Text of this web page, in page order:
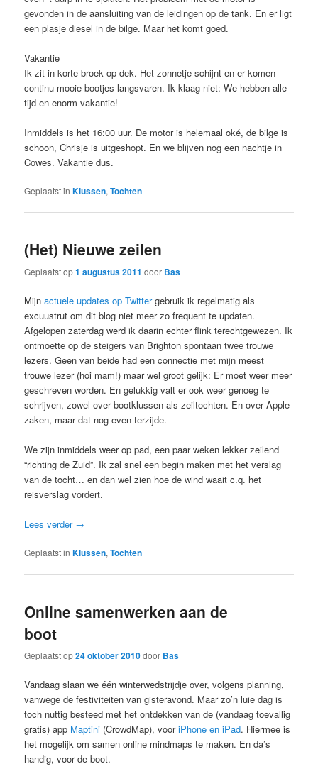
gevonden in de aansluiting van de leidingen op de tank. En er ligt
een plasje diesel in de bilge. Maar het komt goed.
Vakantie
Ik zit in korte broek op dek. Het zonnetje schijnt en er komen
continu mooie bootjes langsvaren. Ik klaag niet: We hebben alle
tijd en enorm vakantie!
Inmiddels is het 16:00 uur. De motor is helemaal oké, de bilge is
schoon, Chrisje is uitgeshopt. En we blijven nog een nachtje in
Cowes. Vakantie dus.
Geplaatst in Klussen,Tochten
(Het) Nieuwe zeilen
Geplaatst op1 augustus 2011 door Bas
Mijnactuele updates op Twittergebruik ik regelmatig als
excuustrut om dit blog niet meer zo frequent te updaten.
Afgelopen zaterdag werd ik daarin echter flink terechtgewezen. Ik
ontmoette op de steigers van Brighton spontaan twee trouwe
lezers. Geen van beide had een connectie met mijn meest
trouwe lezer (hoi mam!) maar wel groot gelijk: Er moet weer meer
geschreven worden. En gelukkig valt er ook weer genoeg te
schrijven, zowel over bootklussen als zeiltochten. En over Apple-
zaken, maar dat nog even terzijde.
We zijn inmiddels weer op pad, een paar weken lekker zeilend
“richting de Zuid”. Ik zal snel een begin maken met het verslag
van de tocht… en dan wel zien hoe de wind waait c.q. het
reisverslag vordert.
Lees verder →
Geplaatst in Klussen,Tochten
Online samenwerken aan de
boot
Geplaatst op24 oktober 2010door Bas
Vandaag slaan we één winterwedstrijdje over, volgens planning,
vanwege de festiviteiten van gisteravond. Maar zo’n luie dag is
toch nuttig besteed met het ontdekken van de (vandaag toevallig
gratis) app Maptini (CrowdMap), vooriPhone en iPad. Hiermee is
het mogelijk om samen online mindmaps te maken. En da’s
handig, voor de boot.